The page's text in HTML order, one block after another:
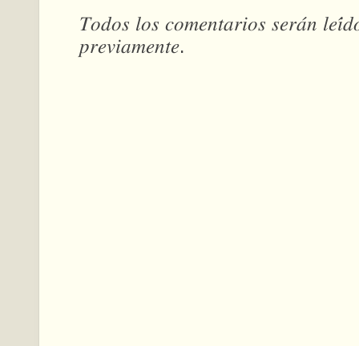
𝑇𝑜𝑑𝑜𝑠 𝑙𝑜𝑠 𝑐𝑜𝑚𝑒𝑛𝑡𝑎𝑟𝑖𝑜𝑠 𝑠𝑒𝑟𝑎́𝑛
𝑝𝑟𝑒𝑣𝑖𝑎𝑚𝑒𝑛𝑡𝑒.